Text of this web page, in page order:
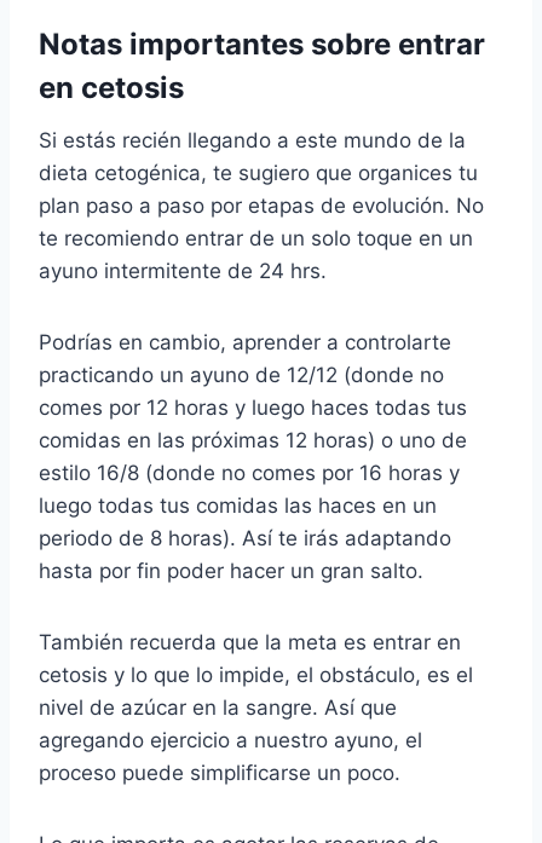
Notas importantes sobre entrar
en cetosis
Si estás recién llegando a este mundo de la
dieta cetogénica, te sugiero que organices tu
plan paso a paso por etapas de evolución. No
te recomiendo entrar de un solo toque en un
ayuno intermitente de 24 hrs.
Podrías en cambio, aprender a controlarte
practicando un ayuno de 12/12 (donde no
comes por 12 horas y luego haces todas tus
comidas en las próximas 12 horas) o uno de
estilo 16/8 (donde no comes por 16 horas y
luego todas tus comidas las haces en un
periodo de 8 horas). Así te irás adaptando
hasta por fin poder hacer un gran salto.
También recuerda que la meta es entrar en
cetosis y lo que lo impide, el obstáculo, es el
nivel de azúcar en la sangre. Así que
agregando ejercicio a nuestro ayuno, el
proceso puede simplificarse un poco.